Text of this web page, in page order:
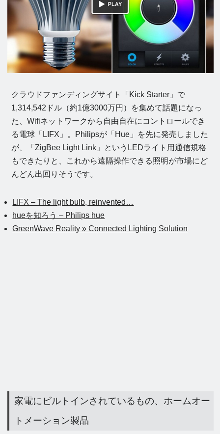
クラウドファンディングサイト「Kick Starter」で
1,314,542ドル（約1億3000万円）を集めて話題になっ
た、Wifiネットワークから自由自在にコントロールでき
る電球「LIFX」。Philipsが「Hue」を先に発売しました
が、「ZigBee Light Link」というLEDライト用通信規格
もできたりと、これから遠隔操作できる照明が市場にど
んどん出回りそうです。
LIFX – The light bulb, reinvented…
hueを知ろう – Philips hue
GreenWave Reality » Connected Lighting Solution
家電にビルトインされているもの、ホームオー
トメーション製品